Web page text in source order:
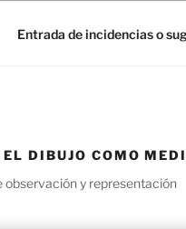
Entrada de incidencias o
DIBUJO COMO
observación y representación